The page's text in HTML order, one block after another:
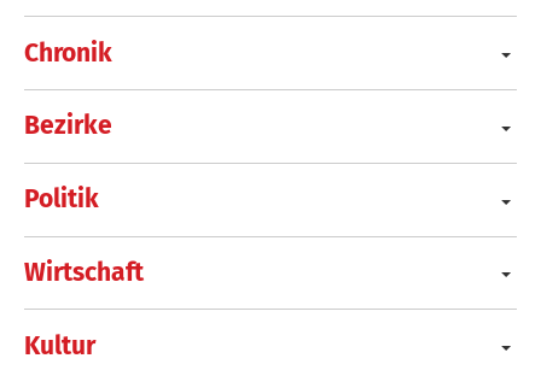
Chronik
Bezirke
Politik
Wirtschaft
Kultur